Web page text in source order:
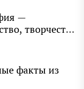
—
творчество
факты из